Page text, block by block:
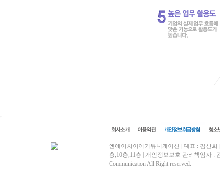
엔에이치아이커뮤니케이션 | 대표 : 김산희
층,10층,11층 | 개인정보보호 관리책임자 :
Communication All Right reserved.